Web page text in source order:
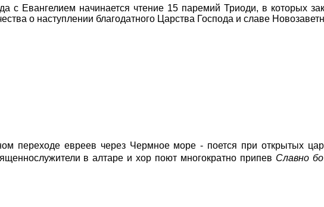
с Евангелием начинается чтение 15 паремий Триоди, в которых
о наступлении благодатного Царства Господа и славе
переходе евреев через Чермное море - поется при открытых
в алтаре и хор поют многократно припев Славно